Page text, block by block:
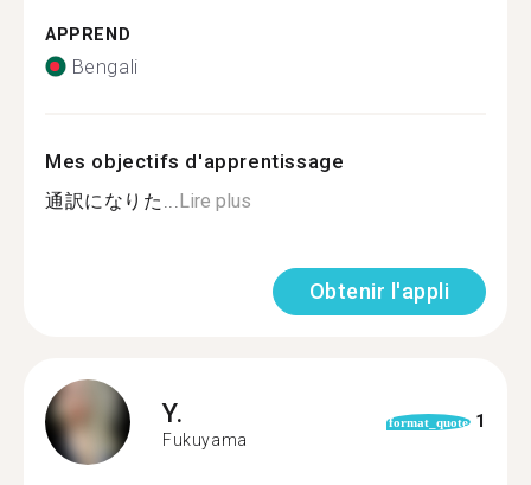
APPREND
Bengali
Mes objectifs d'apprentissage
通訳になりた... Lire plus
Obtenir l'appli
Y.
Fukuyama
format_quote 1